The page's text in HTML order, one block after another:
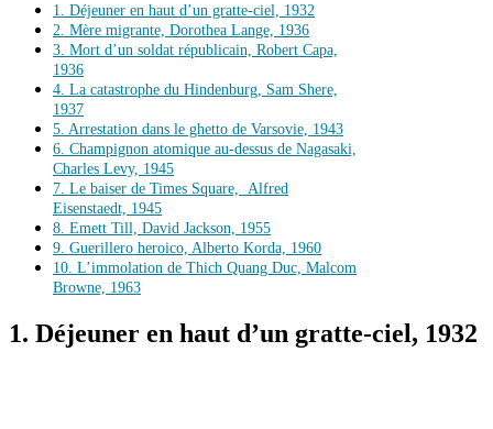
1. Déjeuner en haut d’un gratte-ciel, 1932
2. Mère migrante, Dorothea Lange, 1936
3. Mort d’un soldat républicain, Robert Capa,
1936
4. La catastrophe du Hindenburg, Sam Shere,
1937
5. Arrestation dans le ghetto de Varsovie, 1943
6. Champignon atomique au-dessus de Nagasaki,
Charles Levy, 1945
7. Le baiser de Times Square, Alfred
Eisenstaedt, 1945
8. Emett Till, David Jackson, 1955
9. Guerillero heroico, Alberto Korda, 1960
10. L’immolation de Thich Quang Duc, Malcom
Browne, 1963
1. Déjeuner en haut d’un gratte-ciel, 1932